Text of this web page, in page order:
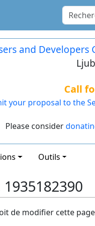
and Developers
Call
your proposal to the
Please consider
Outils
de modifier cette